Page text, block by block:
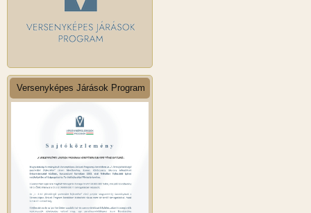
Versenyképes Járások Program